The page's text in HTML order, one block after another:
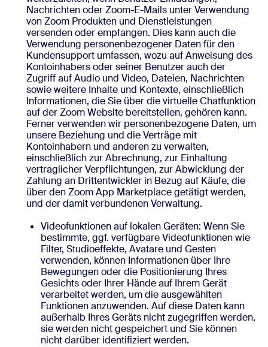
Nachrichten oder Zoom-E-Mails unter Verwendung
von Zoom Produkten und Dienstleistungen
versenden oder empfangen. Dies kann auch die
Verwendung personenbezogener Daten für den
Kundensupport umfassen, wozu auf Anweisung des
Kontoinhabers oder seiner Benutzer auch der
Zugriff auf Audio und Video, Dateien, Nachrichten
sowie weitere Inhalte und Kontexte, einschließlich
Informationen, die Sie über die virtuelle Chatfunktion
auf der Zoom Website bereitstellen, gehören kann.
Ferner verwenden wir personenbezogene Daten, um
unsere Beziehung und die Verträge mit
Kontoinhabern und anderen zu verwalten,
einschließlich zur Abrechnung, zur Einhaltung
vertraglicher Verpflichtungen, zur Abwicklung der
Zahlung an Drittentwickler in Bezug auf Käufe, die
über den Zoom App Marketplace getätigt werden,
und der damit verbundenen Verwaltung.
Videofunktionen auf lokalen Geräten: Wenn Sie
bestimmte, ggf. verfügbare Videofunktionen wie
Filter, Studioeffekte, Avatare und Gesten
verwenden, können Informationen über Ihre
Bewegungen oder die Positionierung Ihres
Gesichts oder Ihrer Hände auf Ihrem Gerät
verarbeitet werden, um die ausgewählten
Funktionen anzuwenden. Auf diese Daten kann
außerhalb Ihres Geräts nicht zugegriffen werden,
sie werden nicht gespeichert und Sie können
nicht darüber identifiziert werden.